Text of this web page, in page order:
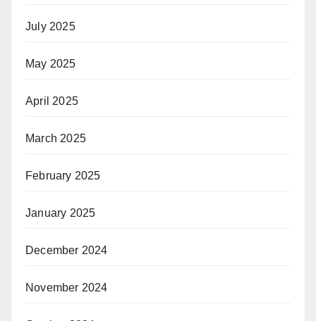
July 2025
May 2025
April 2025
March 2025
February 2025
January 2025
December 2024
November 2024